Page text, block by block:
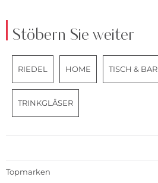
Stöbern Sie weiter
RIEDEL HOME TISCH & BAR
TRINKGLÄSER
Topmarken